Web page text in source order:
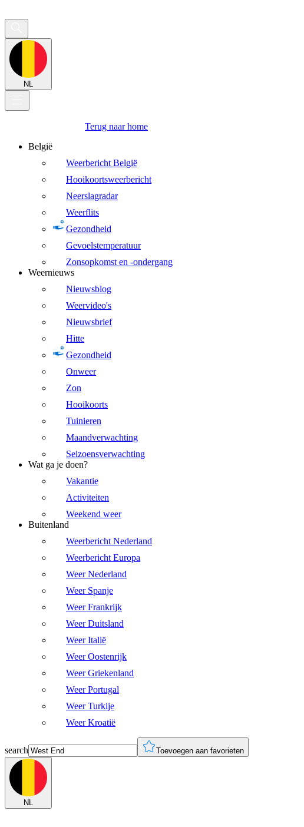
NL
Terug naar home
België
Weerbericht België
Hooikoortsweerbericht
Neerslagradar
Weerflits
Gezondheid
Gevoelstemperatuur
Zonsopkomst en -ondergang
Weernieuws
Nieuwsblog
Weervideo's
Nieuwsbrief
Hitte
Gezondheid
Onweer
Zon
Hooikoorts
Tuinieren
Maandverwachting
Seizoensverwachting
Wat ga je doen?
Vakantie
Activiteiten
Weekend weer
Buitenland
Weerbericht Nederland
Weerbericht Europa
Weer Nederland
Weer Spanje
Weer Frankrijk
Weer Duitsland
Weer Italië
Weer Oostenrijk
Weer Griekenland
Weer Portugal
Weer Turkije
Weer Kroatië
search Toevoegen aan favorieten
NL